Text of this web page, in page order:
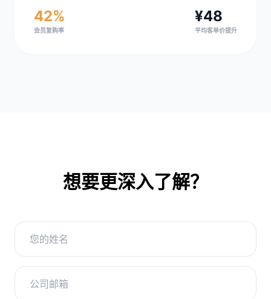
42%
会员复购率
¥48
平均客单价提升
想要更深入了解？